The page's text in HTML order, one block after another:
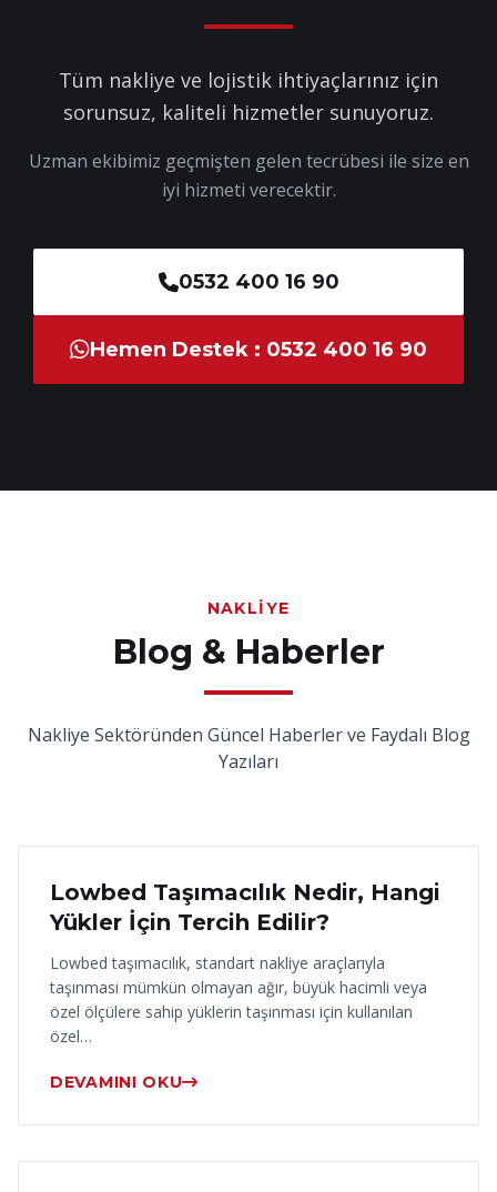
Tüm nakliye ve lojistik ihtiyaçlarınız için
sorunsuz, kaliteli hizmetler sunuyoruz.
Uzman ekibimiz geçmişten gelen tecrübesi ile size en
iyi hizmeti verecektir.
0532 400 16 90
Hemen Destek : 0532 400 16 90
NAKLIYE
Blog & Haberler
Nakliye Sektöründen Güncel Haberler ve Faydalı Blog
Yazıları
18 Haziran 2026
Lowbed Taşımacılık Nedir, Hangi
Yükler İçin Tercih Edilir?
Lowbed taşımacılık, standart nakliye araçlarıyla
taşınması mümkün olmayan ağır, büyük hacimli veya
özel ölçülere sahip yüklerin taşınması için kullanılan
özel…
DEVAMINI OKU